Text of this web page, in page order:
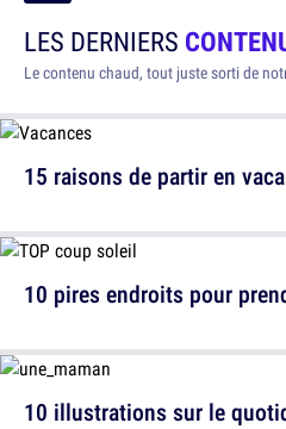
LES DERNIERS
Le contenu chaud, tout juste sorti de
15 raisons de partir en
10 illustrations sur le
10 pires endroits pour